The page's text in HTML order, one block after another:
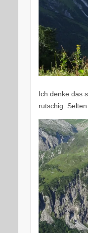
Ich denke das
rutschig.